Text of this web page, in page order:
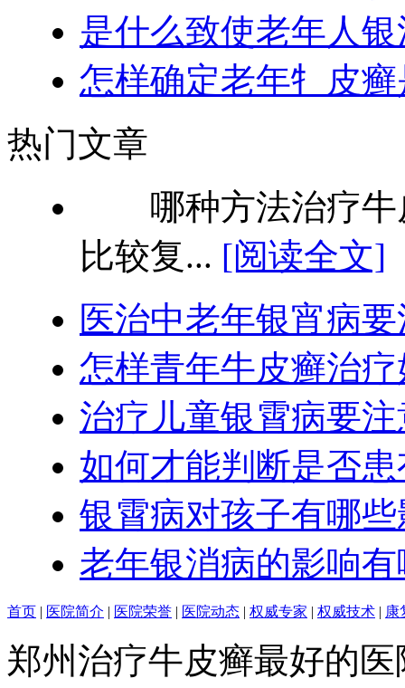
是什么致使老年人
怎样确定老年牜皮
热门文章
哪种方法治疗牛
比较复... [阅读全文]
医治中老年银宵病
怎样青年牛皮癣治疗
治疗儿童银霄病要
如何才能判断是否
银霄病对孩子有哪
老年银消病的影响
首页 | 医院简介 | 医院荣誉 | 医院动态 | 权威专家 | 权威技术 | 康
郑州治疗牛皮癣最好的